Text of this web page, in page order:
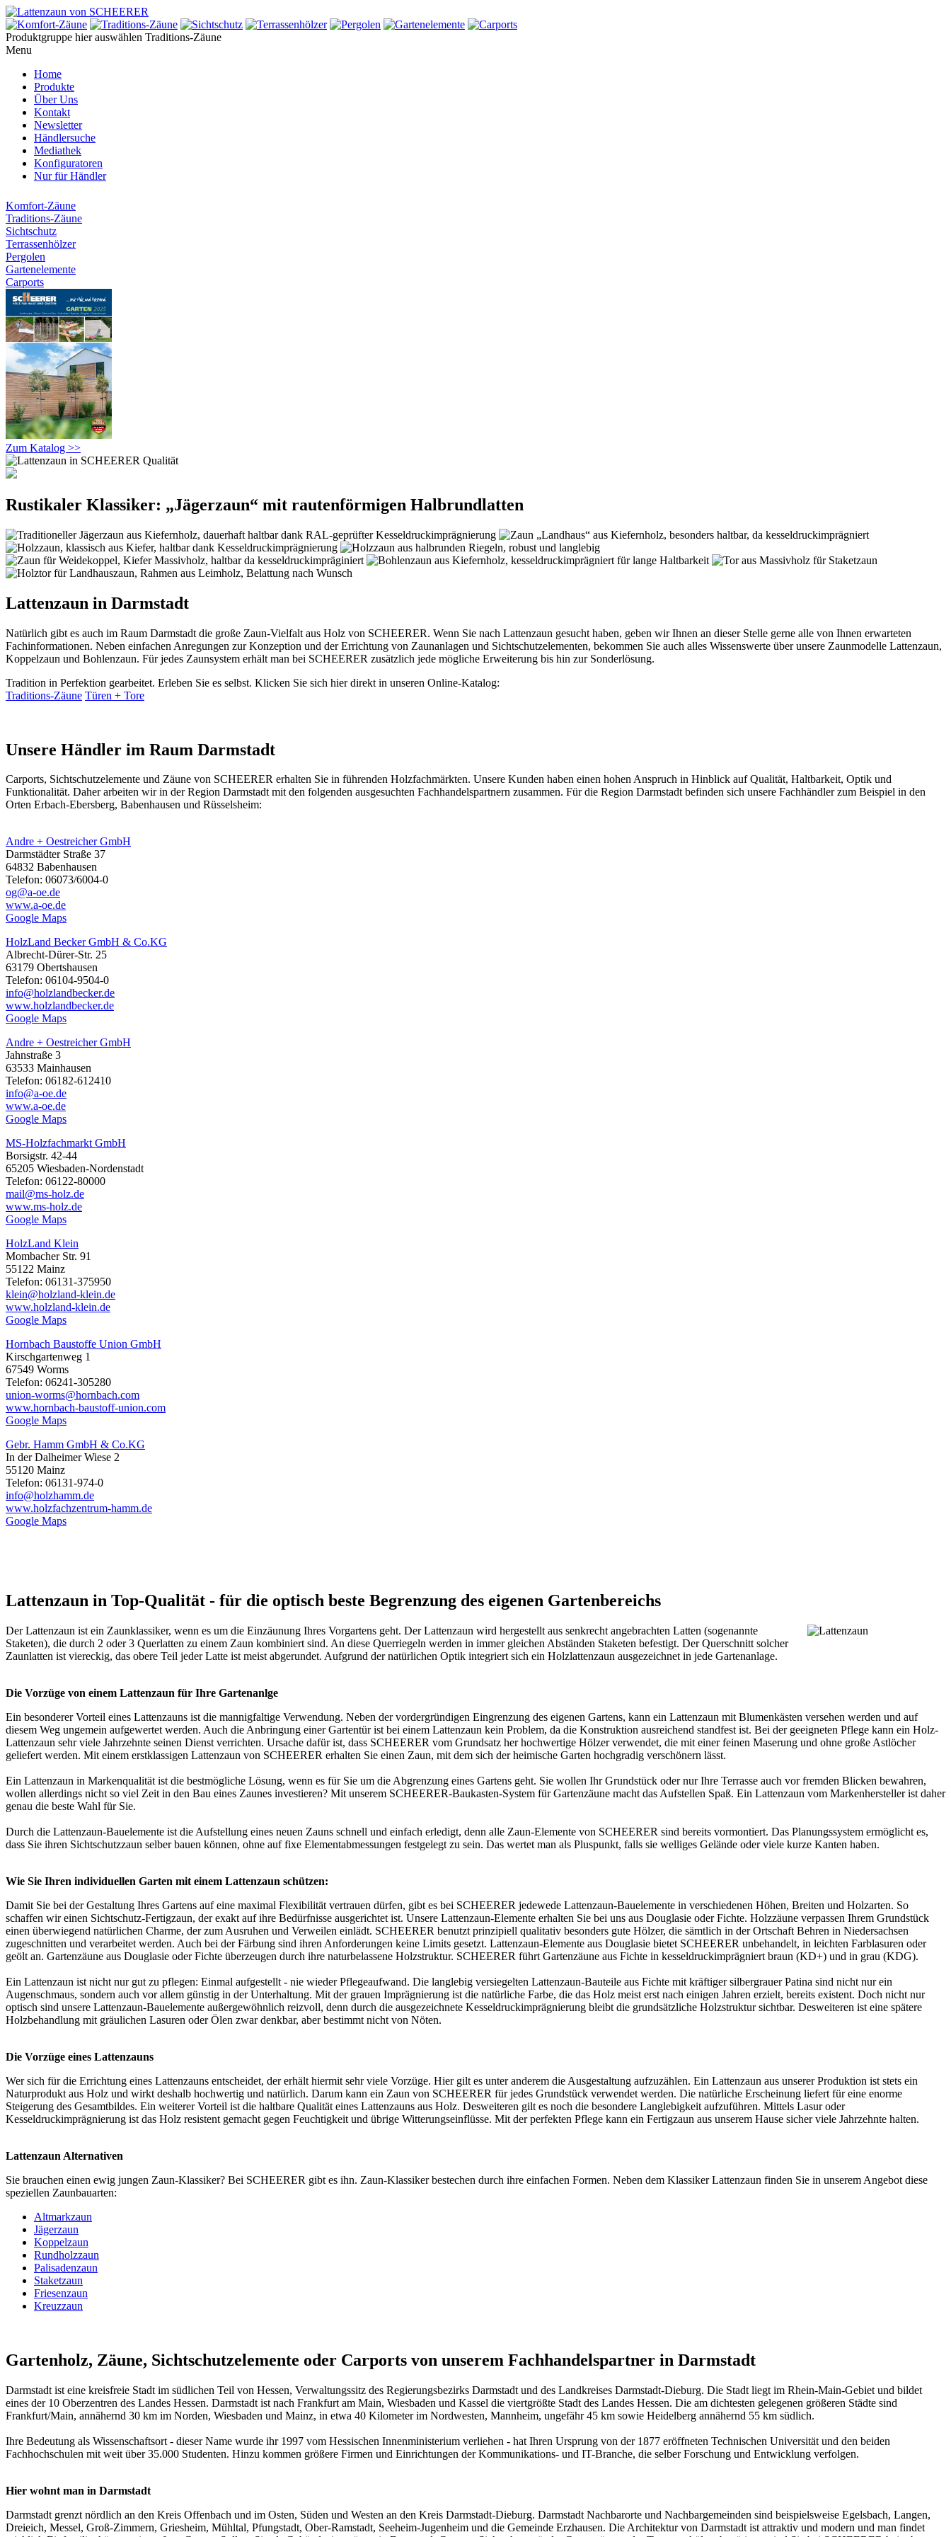
Produktgruppe hier auswählen Traditions-Zäune
Menu
Home
Produkte
Über Uns
Kontakt
Newsletter
Händlersuche
Mediathek
Konfiguratoren
Nur für Händler
Komfort-Zäune
Traditions-Zäune
Sichtschutz
Terrassenhölzer
Pergolen
Gartenelemente
Carports
Zum Katalog >>
Rustikaler Klassiker: „Jägerzaun“ mit rautenförmigen Halbrundlatten
Lattenzaun in Darmstadt
Natürlich gibt es auch im Raum Darmstadt die große Zaun-Vielfalt aus Holz von SCHEERER. Wenn Sie nach Lattenzaun gesucht haben, geben wir Ihnen an dieser Stelle gerne alle von Ihnen erwarteten
Fachinformationen. Neben einfachen Anregungen zur Konzeption und der Errichtung von Zaunanlagen und Sichtschutzelementen, bekommen Sie auch alles Wissenswerte über unsere Zaunmodelle Lattenzaun,
Koppelzaun und Bohlenzaun. Für jedes Zaunsystem erhält man bei SCHEERER zusätzlich jede mögliche Erweiterung bis hin zur Sonderlösung.
Tradition in Perfektion gearbeitet. Erleben Sie es selbst. Klicken Sie sich hier direkt in unseren Online-Katalog:
Traditions-Zäune Türen + Tore
Unsere Händler im Raum Darmstadt
Carports, Sichtschutzelemente und Zäune von SCHEERER erhalten Sie in führenden Holzfachmärkten. Unsere Kunden haben einen hohen Anspruch in Hinblick auf Qualität, Haltbarkeit, Optik und
Funktionalität. Daher arbeiten wir in der Region Darmstadt mit den folgenden ausgesuchten Fachhandelspartnern zusammen. Für die Region Darmstadt befinden sich unsere Fachhändler zum Beispiel in den
Orten Erbach-Ebersberg, Babenhausen und Rüsselsheim:
Andre + Oestreicher GmbH
Darmstädter Straße 37
64832 Babenhausen
Telefon: 06073/6004-0
og@a-oe.de
www.a-oe.de
Google Maps
HolzLand Becker GmbH & Co.KG
Albrecht-Dürer-Str. 25
63179 Obertshausen
Telefon: 06104-9504-0
info@holzlandbecker.de
www.holzlandbecker.de
Google Maps
Andre + Oestreicher GmbH
Jahnstraße 3
63533 Mainhausen
Telefon: 06182-612410
info@a-oe.de
www.a-oe.de
Google Maps
MS-Holzfachmarkt GmbH
Borsigstr. 42-44
65205 Wiesbaden-Nordenstadt
Telefon: 06122-80000
mail@ms-holz.de
www.ms-holz.de
Google Maps
HolzLand Klein
Mombacher Str. 91
55122 Mainz
Telefon: 06131-375950
klein@holzland-klein.de
www.holzland-klein.de
Google Maps
Hornbach Baustoffe Union GmbH
Kirschgartenweg 1
67549 Worms
Telefon: 06241-305280
union-worms@hornbach.com
www.hornbach-baustoff-union.com
Google Maps
Gebr. Hamm GmbH & Co.KG
In der Dalheimer Wiese 2
55120 Mainz
Telefon: 06131-974-0
info@holzhamm.de
www.holzfachzentrum-hamm.de
Google Maps
Lattenzaun in Top-Qualität - für die optisch beste Begrenzung des eigenen Gartenbereichs
Der Lattenzaun ist ein Zaunklassiker, wenn es um die Einzäunung Ihres Vorgartens geht. Der Lattenzaun wird hergestellt aus senkrecht angebrachten Latten (sogenannte
Staketen), die durch 2 oder 3 Querlatten zu einem Zaun kombiniert sind. An diese Querriegeln werden in immer gleichen Abständen Staketen befestigt. Der Querschnitt solcher
Zaunlatten ist viereckig, das obere Teil jeder Latte ist meist abgerundet. Aufgrund der natürlichen Optik integriert sich ein Holzlattenzaun ausgezeichnet in jede Gartenanlage.
Die Vorzüge von einem Lattenzaun für Ihre Gartenanlge
Ein besonderer Vorteil eines Lattenzauns ist die mannigfaltige Verwendung. Neben der vordergründigen Eingrenzung des eigenen Gartens, kann ein Lattenzaun mit Blumenkästen versehen werden und auf
diesem Weg ungemein aufgewertet werden. Auch die Anbringung einer Gartentür ist bei einem Lattenzaun kein Problem, da die Konstruktion ausreichend standfest ist. Bei der geeigneten Pflege kann ein Holz-
Lattenzaun sehr viele Jahrzehnte seinen Dienst verrichten. Ursache dafür ist, dass SCHEERER vom Grundsatz her hochwertige Hölzer verwendet, die mit einer feinen Maserung und ohne große Astlöcher
geliefert werden. Mit einem erstklassigen Lattenzaun von SCHEERER erhalten Sie einen Zaun, mit dem sich der heimische Garten hochgradig verschönern lässt.
Ein Lattenzaun in Markenqualität ist die bestmögliche Lösung, wenn es für Sie um die Abgrenzung eines Gartens geht. Sie wollen Ihr Grundstück oder nur Ihre Terrasse auch vor fremden Blicken bewahren,
wollen allerdings nicht so viel Zeit in den Bau eines Zaunes investieren? Mit unserem SCHEERER-Baukasten-System für Gartenzäune macht das Aufstellen Spaß. Ein Lattenzaun vom Markenhersteller ist daher
genau die beste Wahl für Sie.
Durch die Lattenzaun-Bauelemente ist die Aufstellung eines neuen Zauns schnell und einfach erledigt, denn alle Zaun-Elemente von SCHEERER sind bereits vormontiert. Das Planungssystem ermöglicht es,
dass Sie ihren Sichtschutzzaun selber bauen können, ohne auf fixe Elementabmessungen festgelegt zu sein. Das wertet man als Pluspunkt, falls sie welliges Gelände oder viele kurze Kanten haben.
Wie Sie Ihren individuellen Garten mit einem Lattenzaun schützen:
Damit Sie bei der Gestaltung Ihres Gartens auf eine maximal Flexibilität vertrauen dürfen, gibt es bei SCHEERER jedewede Lattenzaun-Bauelemente in verschiedenen Höhen, Breiten und Holzarten. So
schaffen wir einen Sichtschutz-Fertigzaun, der exakt auf ihre Bedürfnisse ausgerichtet ist. Unsere Lattenzaun-Elemente erhalten Sie bei uns aus Douglasie oder Fichte. Holzzäune verpassen Ihrem Grundstück
einen überwiegend natürlichen Charme, der zum Ausruhen und Verweilen einlädt. SCHEERER benutzt prinzipiell qualitativ besonders gute Hölzer, die sämtlich in der Ortschaft Behren in Niedersachsen
zugeschnitten und verarbeitet werden. Auch bei der Färbung sind ihren Anforderungen keine Limits gesetzt. Lattenzaun-Elemente aus Douglasie bietet SCHEERER unbehandelt, in leichten Farblasuren oder
geölt an. Gartenzäune aus Douglasie oder Fichte überzeugen durch ihre naturbelassene Holzstruktur. SCHEERER führt Gartenzäune aus Fichte in kesseldruckimprägniert braun (KD+) und in grau (KDG).
Ein Lattenzaun ist nicht nur gut zu pflegen: Einmal aufgestellt - nie wieder Pflegeaufwand. Die langlebig versiegelten Lattenzaun-Bauteile aus Fichte mit kräftiger silbergrauer Patina sind nicht nur ein
Augenschmaus, sondern auch vor allem günstig in der Unterhaltung. Mit der grauen Imprägnierung ist die natürliche Farbe, die das Holz meist erst nach einigen Jahren erzielt, bereits existent. Doch nicht nur
optisch sind unsere Lattenzaun-Bauelemente außergewöhnlich reizvoll, denn durch die ausgezeichnete Kesseldruckimprägnierung bleibt die grundsätzliche Holzstruktur sichtbar. Desweiteren ist eine spätere
Holzbehandlung mit gräulichen Lasuren oder Ölen zwar denkbar, aber bestimmt nicht von Nöten.
Die Vorzüge eines Lattenzauns
Wer sich für die Errichtung eines Lattenzauns entscheidet, der erhält hiermit sehr viele Vorzüge. Hier gilt es unter anderem die Ausgestaltung aufzuzählen. Ein Lattenzaun aus unserer Produktion ist stets ein
Naturprodukt aus Holz und wirkt deshalb hochwertig und natürlich. Darum kann ein Zaun von SCHEERER für jedes Grundstück verwendet werden. Die natürliche Erscheinung liefert für eine enorme
Steigerung des Gesamtbildes. Ein weiterer Vorteil ist die haltbare Qualität eines Lattenzauns aus Holz. Desweiteren gilt es noch die besondere Langlebigkeit aufzuführen. Mittels Lasur oder
Kesseldruckimprägnierung ist das Holz resistent gemacht gegen Feuchtigkeit und übrige Witterungseinflüsse. Mit der perfekten Pflege kann ein Fertigzaun aus unserem Hause sicher viele Jahrzehnte halten.
Lattenzaun Alternativen
Sie brauchen einen ewig jungen Zaun-Klassiker? Bei SCHEERER gibt es ihn. Zaun-Klassiker bestechen durch ihre einfachen Formen. Neben dem Klassiker Lattenzaun finden Sie in unserem Angebot diese
speziellen Zaunbauarten:
Altmarkzaun
Jägerzaun
Koppelzaun
Rundholzzaun
Palisadenzaun
Staketzaun
Friesenzaun
Kreuzzaun
Gartenholz, Zäune, Sichtschutzelemente oder Carports von unserem Fachhandelspartner in Darmstadt
Darmstadt ist eine kreisfreie Stadt im südlichen Teil von Hessen, Verwaltungssitz des Regierungsbezirks Darmstadt und des Landkreises Darmstadt-Dieburg. Die Stadt liegt im Rhein-Main-Gebiet und bildet
eines der 10 Oberzentren des Landes Hessen. Darmstadt ist nach Frankfurt am Main, Wiesbaden und Kassel die viertgrößte Stadt des Landes Hessen. Die am dichtesten gelegenen größeren Städte sind
Frankfurt/Main, annähernd 30 km im Norden, Wiesbaden und Mainz, in etwa 40 Kilometer im Nordwesten, Mannheim, ungefähr 45 km sowie Heidelberg annähernd 55 km südlich.
Ihre Bedeutung als Wissenschaftsort - dieser Name wurde ihr 1997 vom Hessischen Innenministerium verliehen - hat Ihren Ursprung von der 1877 eröffneten Technischen Universität und den beiden
Fachhochschulen mit weit über 35.000 Studenten. Hinzu kommen größere Firmen und Einrichtungen der Kommunikations- und IT-Branche, die selber Forschung und Entwicklung verfolgen.
Hier wohnt man in Darmstadt
Darmstadt grenzt nördlich an den Kreis Offenbach und im Osten, Süden und Westen an den Kreis Darmstadt-Dieburg. Darmstadt Nachbarorte und Nachbargemeinden sind beispielsweise Egelsbach, Langen,
Dreieich, Messel, Groß-Zimmern, Griesheim, Mühltal, Pfungstadt, Ober-Ramstadt, Seeheim-Jugenheim und die Gemeinde Erzhausen. Die Architektur von Darmstadt ist attraktiv und modern und man findet